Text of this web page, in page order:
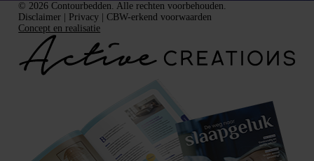
© 2026 Contourbedden. Alle rechten voorbehouden.
Disclaimer
Privacy |CBW-erkend voorwaarden
Concept en realisatie